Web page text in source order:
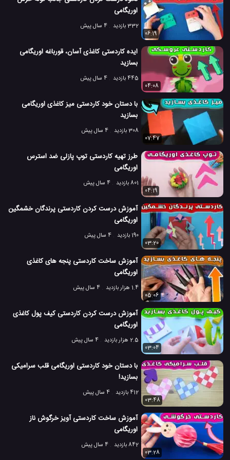
اوریگامی
332 بازدید
4 سال پیش
06:19
ایده کاردستی کاغذی آسان، قورباغه اوریگامی
بسازید
445 بازدید
4 سال پیش
04:08
با دستان خود کاردستی میز کاغذی اوریگامی
بسازید
308 بازدید
4 سال پیش
07:47
طرز تهیه کاردستی توپ پازلی ضد استرس
اوریگامی
801 بازدید
4 سال پیش
04:19
آموزش درست کردن کاردستی پرندگان خشمگین
اوریگامی
190 بازدید
4 سال پیش
03:20
آموزش ساخت کاردستی پنجه های کاغذی
اوریگامی
1.4 هزار بازدید
4 سال پیش
05:06
آموزش درست کردن کاردستی کیف پول کاغذی
اوریگامی
2.5 هزار بازدید
4 سال پیش
03:04
با دستان خود کاردستی اوریگامی قلب سرامیکی
بسازید!
412 بازدید
4 سال پیش
03:48
آموزش ساخت کاردستی آویز خرگوش ناز
اوریگامی
842 بازدید
4 سال پیش
03:28